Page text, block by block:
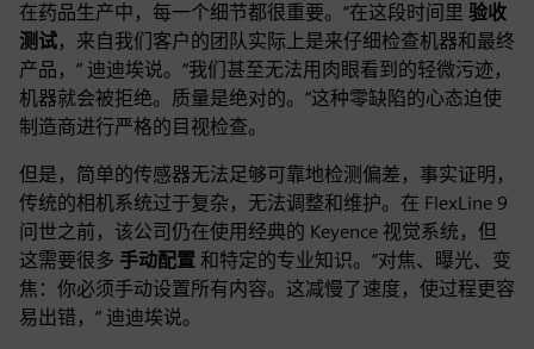
在药品生产中，每一个细节都很重要。“在这段时间里 验收
测试，来自我们客户的团队实际上是来仔细检查机器和最终
产品，” 迪迪埃说。“我们甚至无法用肉眼看到的轻微污迹，
机器就会被拒绝。质量是绝对的。”这种零缺陷的心态迫使
制造商进行严格的目视检查。
但是，简单的传感器无法足够可靠地检测偏差，事实证明，
传统的相机系统过于复杂，无法调整和维护。在 FlexLine 9
问世之前，该公司仍在使用经典的 Keyence 视觉系统，但
这需要很多 手动配置 和特定的专业知识。“对焦、曝光、变
焦：你必须手动设置所有内容。这减慢了速度，使过程更容
易出错，” 迪迪埃说。